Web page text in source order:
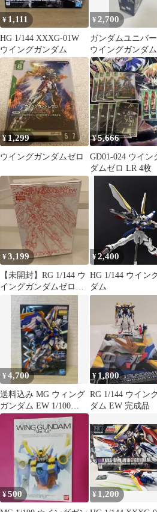
¥ 1,111
HG 1/144 XXXG-01W
ウイングガンダム
¥ 2,700
ガンダムユニバ
ウイングガンダ
¥ 1,299
ウイングガンダムゼロ
¥5,666
GD01-024 ウイン
ダムゼロ LR 4
¥3,199
【未開封】RG 1/144 ウ
イングガンダムゼロ
¥2,400
HG 1/144 ウイン
ダム
¥4,700
送料込み MG ウィング
ガンダム EW 1/100
XXXG-01W
¥ 1,800
RG 1/144 ウイン
ダム EW 完成品
¥500 ¥ 1,200